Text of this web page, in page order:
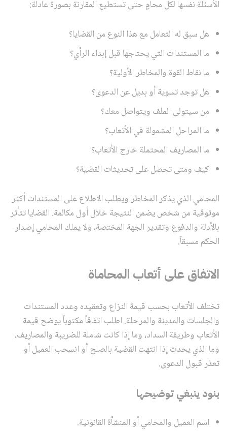
الأسئلة نفسها لكل محامٍ حتى تستطيع المقارنة بصورة عادلة:
هل سبق له التعامل مع هذا النوع من القضايا؟
ما المستندات التي يحتاجها قبل إبداء الرأي؟
ما نقاط القوة والمخاطر الأولية؟
هل توجد تسوية أو بديل عن الدعوى؟
من سيتولى الملف ويتواصل معك؟
ما المراحل المشمولة في الأتعاب؟
ما المصاريف المحتملة خارج الأتعاب؟
كيف ومتى تحصل على تحديثات القضية؟
المحامي الذي يذكر المخاطر ويطلب الاطلاع على المستندات أكثر
موثوقية من شخص يضمن النتيجة خلال أول مكالمة. القضايا تتأثر
بالأدلة والدفوع وتقدير الجهة المختصة، ولا يملك المحامي إصدار
الحكم مسبقاً.
الاتفاق على أتعاب المحاماة
تختلف الأتعاب بحسب قيمة النزاع وتعقيده وعدد المستندات
والجلسات والمدينة والمرحلة. اطلب اتفاقاً مكتوباً يوضح قيمة
الأتعاب وطريقة السداد، وما إذا كانت شاملة للضريبة والمصاريف،
وما الذي يحدث إذا انتهت القضية بالصلح أو انسحب العميل أو
تعذر قبول الدعوى.
بنود ينبغي توضيحها
اسم العميل والمحامي أو المنشأة القانونية.